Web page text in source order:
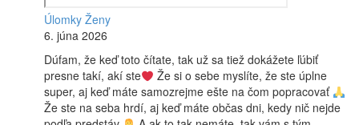
Úlomky Ženy
6. júna 2026
Dúfam, že keď toto čítate, tak už sa tiež dokážete ľúbiť
presne takí, akí ste
Že si o sebe myslíte, že ste úplne
super, aj keď máte samozrejme ešte na čom popracovať
Že ste na seba hrdí, aj keď máte občas dni, kedy nič nejde